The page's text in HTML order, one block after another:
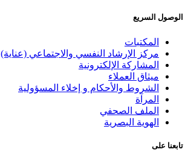
الوصول السريع
المكتبات
مركز الإرشاد النفسي والاجتماعي (عناية)
المشاركة الإلكترونية
ميثاق العملاء
الشروط والأحكام و إخلاء المسؤولية
المرآة
الملف الصحفي
الهوية البصرية
تابعنا على